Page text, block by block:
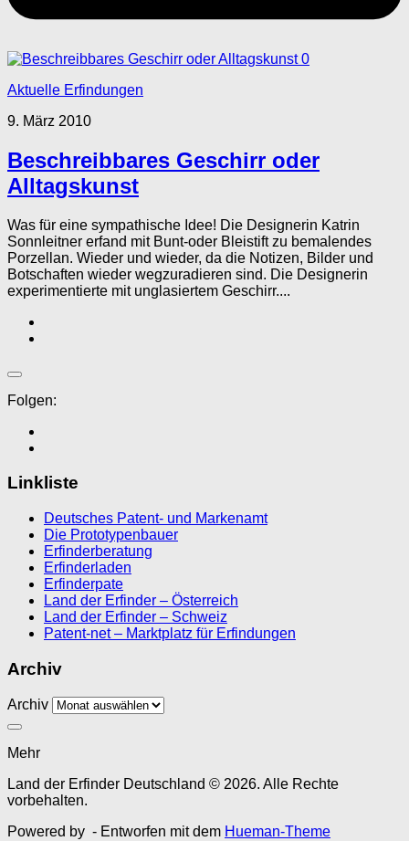
0
Aktuelle Erfindungen
9. März 2010
Beschreibbares Geschirr oder
Alltagskunst
Was für eine sympathische Idee! Die Designerin Katrin
Sonnleitner erfand mit Bunt-oder Bleistift zu bemalendes
Porzellan. Wieder und wieder, da die Notizen, Bilder und
Botschaften wieder wegzuradieren sind. Die Designerin
experimentierte mit unglasiertem Geschirr....
Folgen:
Linkliste
Deutsches Patent- und Markenamt
Die Prototypenbauer
Erfinderberatung
Erfinderladen
Erfinderpate
Land der Erfinder – Österreich
Land der Erfinder – Schweiz
Patent-net – Marktplatz für Erfindungen
Archiv
Archiv
Mehr
Land der Erfinder Deutschland © 2026. Alle Rechte
vorbehalten.
Powered by - Entworfen mit dem Hueman-Theme